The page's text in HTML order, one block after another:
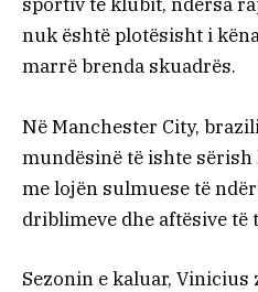
sportiv të klubit, ndërsa
nuk është plotësisht i
marrë brenda skuadrës.
Në Manchester City,
mundësinë të ishte
me lojën sulmuese të
driblimeve dhe aftësive të
Sezonin e kaluar,